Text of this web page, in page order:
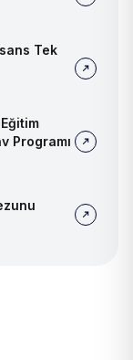
Tek
Programı